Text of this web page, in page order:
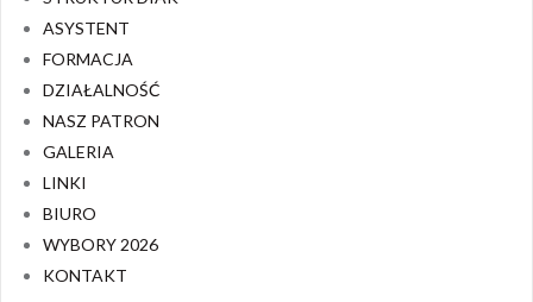
ASYSTENT
FORMACJA
DZIAŁALNOŚĆ
NASZ PATRON
GALERIA
LINKI
BIURO
WYBORY 2026
KONTAKT